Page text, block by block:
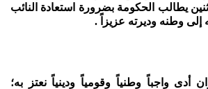
يطالب الحكومة بضرورة استعادة النائب
إلى وطنه وديرته عزيزاً .
أدى واجباً وطنياً وقومياً ودينياً نعتز به؛